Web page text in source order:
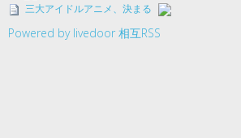
三大アイドルアニメ、決まる
Powered by livedoor 相互RSS